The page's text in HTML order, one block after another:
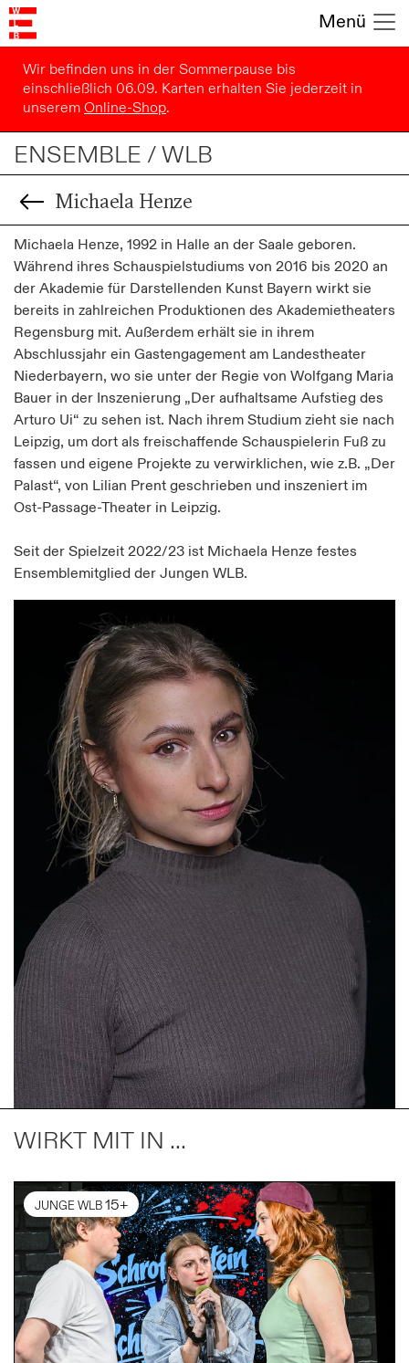
Menü
Wir befinden uns in der Sommerpause bis
einschließlich 06.09. Karten erhalten Sie jederzeit in
unseremOnline-Shop.
ENSEMBLE / WLB
Michaela Henze
Michaela Henze, 1992 in Halle an der Saale geboren.
Während ihres Schauspielstudiums von 2016 bis 2020 an
der Akademie für Darstellenden Kunst Bayern wirkt sie
bereits in zahlreichen Produktionen des Akademietheaters
Regensburg mit. Außerdem erhält sie in ihrem
Abschlussjahr ein Gastengagement am Landestheater
Niederbayern, wo sie unter der Regie von Wolfgang Maria
Bauer in der Inszenierung „Der aufhaltsame Aufstieg des
Arturo Ui“ zu sehen ist. Nach ihrem Studium zieht sie nach
Leipzig, um dort als freischaffende Schauspielerin Fuß zu
fassen und eigene Projekte zu verwirklichen, wie z.B. „Der
Palast“, von Lilian Prent geschrieben und inszeniert im
Ost-Passage-Theater in Leipzig.
Seit der Spielzeit 2022/23 ist Michaela Henze festes
Ensemblemitglied der Jungen WLB.
WIRKT MIT IN ...
JUNGE WLB15+